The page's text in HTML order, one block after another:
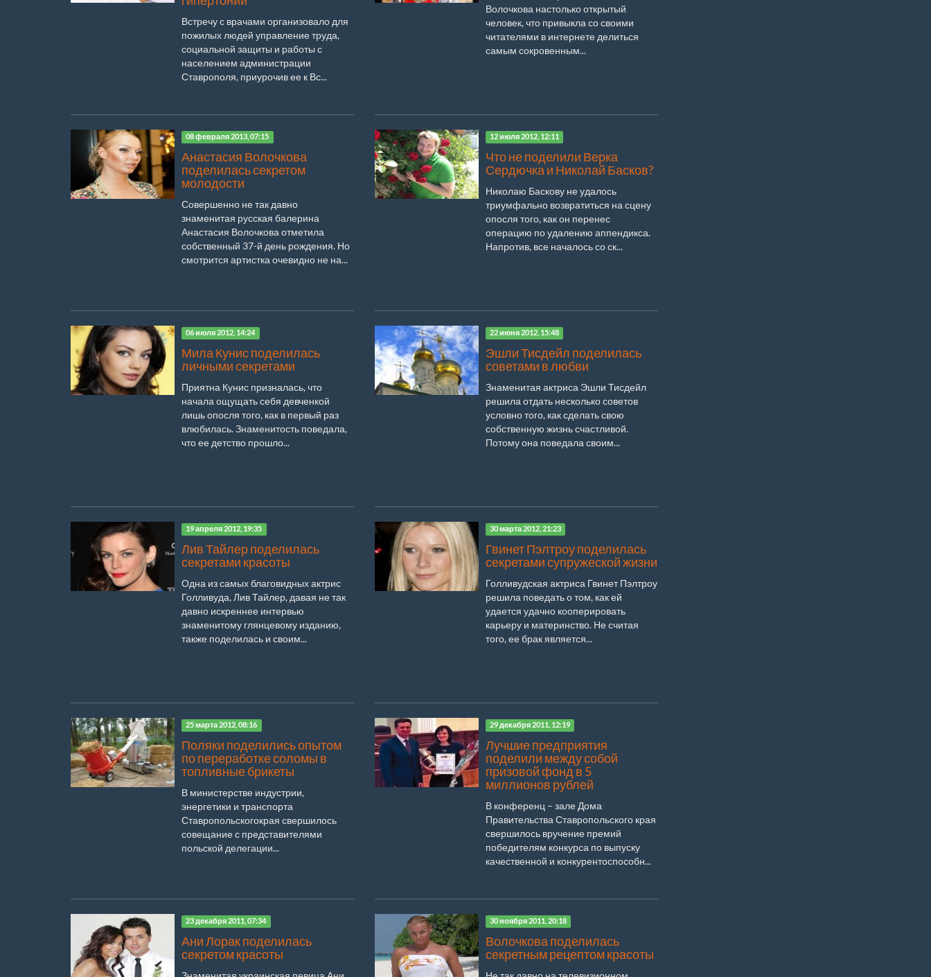
Встречу с врачами организовало для
пожилых людей управление труда,
социальной защиты и работы с
населением администрации
Ставрополя, приурочив ее к Вс...
Волочкова настолько открытый
человек, что привыкла со своими
читателями в интернете делиться
самым сокровенным...
08 февраля 2013, 07:15
Анастасия Волочкова
поделилась секретом
молодости
Совершенно не так давно
знаменитая русская балерина
Анастасия Волочкова отметила
собственный 37-й день рождения. Но
смотрится артистка очевидно не на...
12 июля 2012, 12:11
Что не поделили Верка
Сердючка и Николай Басков?
Николаю Баскову не удалось
триумфально возвратиться на сцену
опосля того, как он перенес
операцию по удалению аппендикса.
Напротив, все началось со ск...
06 июля 2012, 14:24
Мила Кунис поделилась
личными секретами
Приятна Кунис призналась, что
начала ощущать себя девченкой
лишь опосля того, как в первый раз
влюбилась. Знаменитость поведала,
что ее детство прошло...
22 июня 2012, 15:48
Эшли Тисдейл поделилась
советами в любви
Знаменитая актриса Эшли Тисдейл
решила отдать несколько советов
условно того, как сделать свою
собственную жизнь счастливой.
Потому она поведала своим...
19 апреля 2012, 19:35
Лив Тайлер поделилась
секретами красоты
Одна из самых благовидных актрис
Голливуда, Лив Тайлер, давая не так
давно искреннее интервью
знаменитому глянцевому изданию,
также поделилась и своим...
30 марта 2012, 21:23
Гвинет Пэлтроу поделилась
секретами супружеской жизни
Голливудская актриса Гвинет Пэлтроу
решила поведать о том, как ей
удается удачно кооперировать
карьеру и материнство. Не считая
того, ее брак является...
25 марта 2012, 08:16
Поляки поделились опытом
по переработке соломы в
топливные брикеты
В министерстве индустрии,
энергетики и транспорта
Ставропольскогокрая свершилось
совещание с представителями
польской делегации...
29 декабря 2011, 12:19
Лучшие предприятия
поделили между собой
призовой фонд в 5
миллионов рублей
В конференц – зале Дома
Правительства Ставропольского края
свершилось вручение премий
победителям конкурса по выпуску
качественной и конкурентоспособн...
23 декабря 2011, 07:34
Ани Лорак поделилась
секретом красоты
30 ноября 2011, 20:18
Волочкова поделилась
секретным рецептом красоты